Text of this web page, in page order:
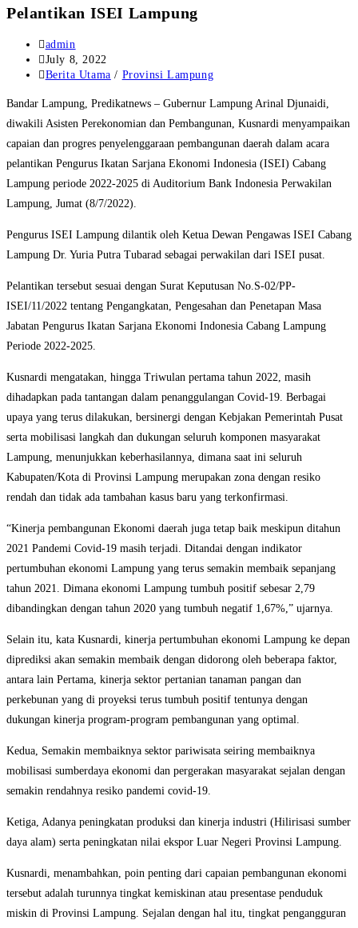
Pelantikan ISEI Lampung
Post
author:
admin
Post
published:
July 8, 2022
Post
Berita Utama / Provinsi Lampung
Bandar Lampung, Predikatnews – Gubernur Lampung Arinal Djunaidi,
diwakili Asisten Perekonomian dan Pembangunan, Kusnardi menyampaikan
capaian dan progres penyelenggaraan pembangunan daerah dalam acara
pelantikan Pengurus Ikatan Sarjana Ekonomi Indonesia (ISEI) Cabang
Lampung periode 2022-2025 di Auditorium Bank Indonesia Perwakilan
Lampung, Jumat (8/7/2022).
Pengurus ISEI Lampung dilantik oleh Ketua Dewan Pengawas ISEI Cabang
Lampung Dr. Yuria Putra Tubarad sebagai perwakilan dari ISEI pusat.
Pelantikan tersebut sesuai dengan Surat Keputusan No.S-02/PP-
ISEI/11/2022 tentang Pengangkatan, Pengesahan dan Penetapan Masa
Jabatan Pengurus Ikatan Sarjana Ekonomi Indonesia Cabang Lampung
Periode 2022-2025.
Kusnardi mengatakan, hingga Triwulan pertama tahun 2022, masih
dihadapkan pada tantangan dalam penanggulangan Covid-19. Berbagai
upaya yang terus dilakukan, bersinergi dengan Kebjakan Pemerintah Pusat
serta mobilisasi langkah dan dukungan seluruh komponen masyarakat
Lampung, menunjukkan keberhasilannya, dimana saat ini seluruh
Kabupaten/Kota di Provinsi Lampung merupakan zona dengan resiko
rendah dan tidak ada tambahan kasus baru yang terkonfirmasi.
“Kinerja pembangunan Ekonomi daerah juga tetap baik meskipun ditahun
2021 Pandemi Covid-19 masih terjadi. Ditandai dengan indikator
pertumbuhan ekonomi Lampung yang terus semakin membaik sepanjang
tahun 2021. Dimana ekonomi Lampung tumbuh positif sebesar 2,79
dibandingkan dengan tahun 2020 yang tumbuh negatif 1,67%,” ujarnya.
Selain itu, kata Kusnardi, kinerja pertumbuhan ekonomi Lampung ke depan
diprediksi akan semakin membaik dengan didorong oleh beberapa faktor,
antara lain Pertama, kinerja sektor pertanian tanaman pangan dan
perkebunan yang di proyeksi terus tumbuh positif tentunya dengan
dukungan kinerja program-program pembangunan yang optimal.
Kedua, Semakin membaiknya sektor pariwisata seiring membaiknya
mobilisasi sumberdaya ekonomi dan pergerakan masyarakat sejalan dengan
semakin rendahnya resiko pandemi covid-19.
Ketiga, Adanya peningkatan produksi dan kinerja industri (Hilirisasi sumber
daya alam) serta peningkatan nilai ekspor Luar Negeri Provinsi Lampung.
Kusnardi, menambahkan, poin penting dari capaian pembangunan ekonomi
tersebut adalah turunnya tingkat kemiskinan atau presentase penduduk
miskin di Provinsi Lampung. Sejalan dengan hal itu, tingkat pengangguran